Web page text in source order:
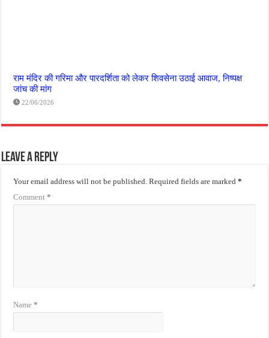
राम मंदिर की गरिमा और पारदर्शिता को लेकर शिवसेना उठाई आवाज, निष्पक्ष
जांच की मांग
22/06/2026
Leave a Reply
Your email address will not be published. Required fields are marked*
Comment*
Name*